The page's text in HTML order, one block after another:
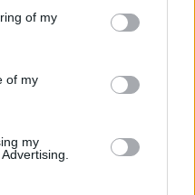
of my
of my
my